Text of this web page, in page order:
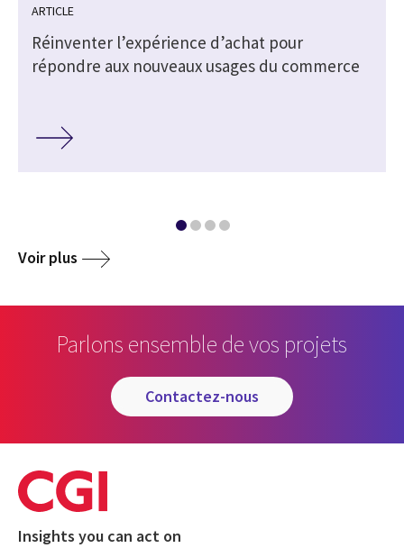
ARTICLE
Réinventer l’expérience d’achat pour
répondre aux nouveaux usages du commerce
Voir plus
Parlons ensemble de vos projets
contactez-nous
Insights you can act on